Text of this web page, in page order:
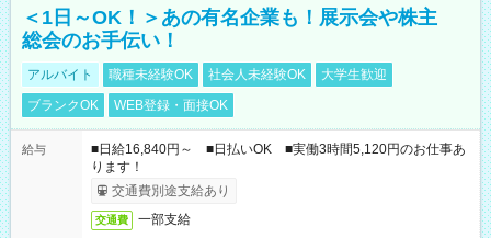
＜1日～OK！＞あの有名企業も！展示会や株主
総会のお手伝い！
アルバイト 職種未経験OK 社会人未経験OK
大学生歓迎
ブランクOK
WEB登録・面接OK
給与
■日給16,840円～ ■日払いOK ■実働3時間5,120円のお仕事あ
ります！
交通費別途支給あり
交通費 一部支給